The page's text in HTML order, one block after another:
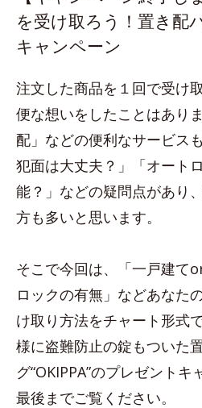
を受け取ろう！置き配
キャンペーン
注文した商品を１回で受け
便な想いをしたことはあり
配」などの便利なサービス
犯面は大丈夫？」「オート
能？」などの疑問点があり
方も多いと思います。
そこで今回は、「一戸建て
ロックの有無」などあなた
け取り方法をチャート形式
様に盗難防止の錠もついた
グ“OKIPPA”のプレゼントキ
最後までご覧ください。